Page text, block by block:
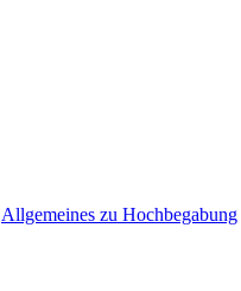
Allgemeines zu Hochbegabung